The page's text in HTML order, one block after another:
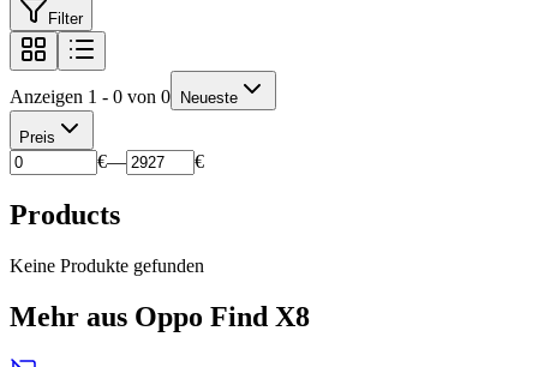
Filter
Anzeigen 1 - 0 von 0 Neueste
Preis
€— €
Products
Keine Produkte gefunden
Mehr aus Oppo Find X8